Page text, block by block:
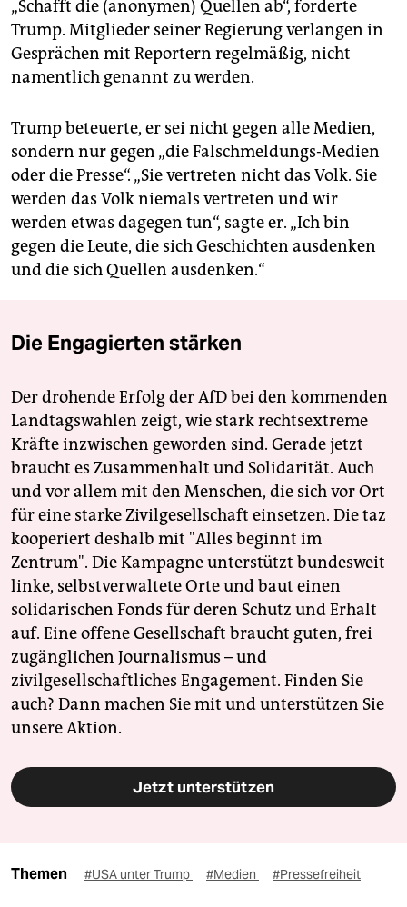
„Schafft die (anonymen) Quellen ab“, forderte
Trump. Mitglieder seiner Regierung verlangen in
Gesprächen mit Reportern regelmäßig, nicht
namentlich genannt zu werden.
Trump beteuerte, er sei nicht gegen alle Medien,
sondern nur gegen „die Falschmeldungs-Medien
oder die Presse“. „Sie vertreten nicht das Volk. Sie
werden das Volk niemals vertreten und wir
werden etwas dagegen tun“, sagte er. „Ich bin
gegen die Leute, die sich Geschichten ausdenken
und die sich Quellen ausdenken.“
Die Engagierten stärken
Der drohende Erfolg der AfD bei den kommenden
Landtagswahlen zeigt, wie stark rechtsextreme
Kräfte inzwischen geworden sind. Gerade jetzt
braucht es Zusammenhalt und Solidarität. Auch
und vor allem mit den Menschen, die sich vor Ort
für eine starke Zivilgesellschaft einsetzen. Die taz
kooperiert deshalb mit "Alles beginnt im
Zentrum". Die Kampagne unterstützt bundesweit
linke, selbstverwaltete Orte und baut einen
solidarischen Fonds für deren Schutz und Erhalt
auf. Eine offene Gesellschaft braucht guten, frei
zugänglichen Journalismus – und
zivilgesellschaftliches Engagement. Finden Sie
auch? Dann machen Sie mit und unterstützen Sie
unsere Aktion.
Jetzt unterstützen
Themen #USA unter Trump #Medien #Pressefreiheit